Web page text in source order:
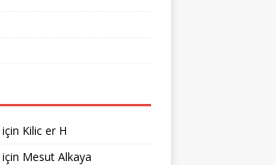
için Kilic er H
için Mesut Alkaya